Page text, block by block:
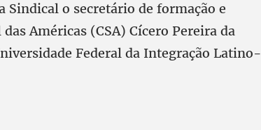
Sindical o secretário de formação e
Américas (CSA) Cícero Pereira da
Federal da Integração Latino-